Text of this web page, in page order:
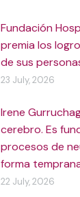
Fundación
premia los
de sus
23 July, 2026
Irene
cerebro. Es
procesos de
forma
22 July, 2026